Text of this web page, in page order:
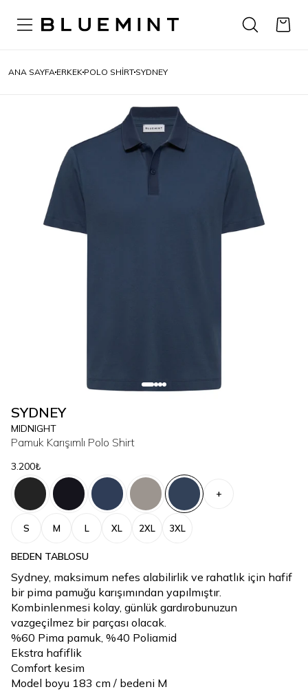
ANA SAYFA ERKEK POLO SHIRT SYDNEY
SYDNEY
MIDNIGHT
Pamuk Karışımlı Polo Shirt
3.200₺
+
S M L XL 2XL 3XL
BEDEN TABLOSU
Sydney, maksimum nefes alabilirlik ve rahatlık için hafif
bir pima pamuğu karışımından yapılmıştır.
Kombinlenmesi kolay, günlük gardırobunuzun
vazgeçilmez bir parçası olacak.
%60 Pima pamuk, %40 Poliamid
Ekstra hafiflik
Comfort kesim
Model boyu 183 cm / bedeni M